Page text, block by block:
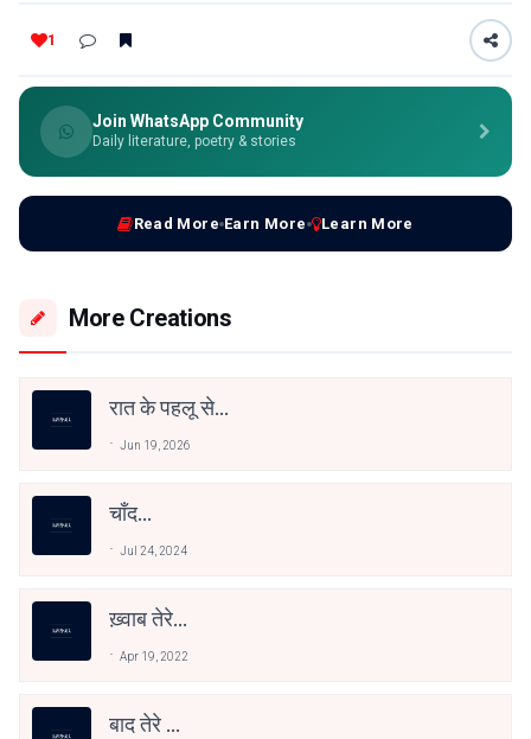
1
Join WhatsApp Community
Daily literature, poetry & stories
Read More Earn More Learn More
More Creations
रात के पहलू से...
Jun 19, 2026
चाँद...
Jul 24, 2024
ख़्वाब तेरे...
Apr 19, 2022
बाद तेरे ...